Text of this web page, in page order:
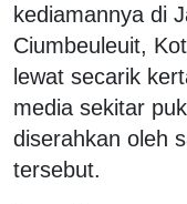
kediamannya di
Ciumbeuleuit,
lewat secarik
media sekitar
diserahkan oleh
tersebut.